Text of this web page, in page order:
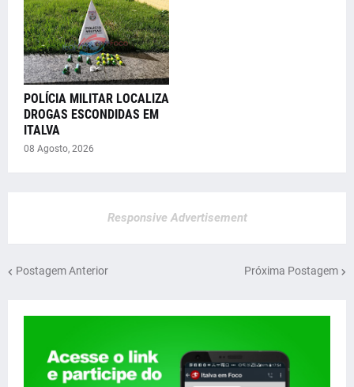
POLÍCIA MILITAR LOCALIZA
DROGAS ESCONDIDAS EM
ITALVA
08 Agosto, 2026
Responsive Advertisement
Postagem Anterior Próxima Postagem